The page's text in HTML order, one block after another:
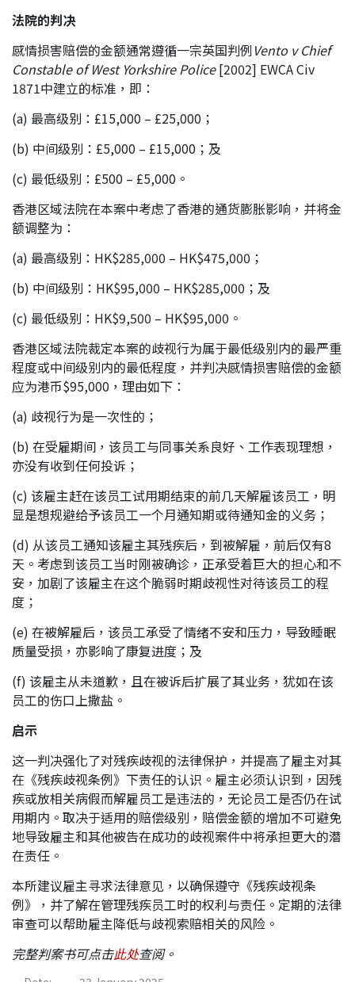
法院的判决
感情损害赔偿的金额通常遵循一宗英国判例Vento v Chief
Constable of West Yorkshire Police[2002] EWCA Civ
1871中建立的标准，即：
(a) 最高级别：£15,000 – £25,000；
(b) 中间级别：£5,000 – £15,000；及
(c) 最低级别：£500 – £5,000。
香港区域法院在本案中考虑了香港的通货膨胀影响，并将金
额调整为：
(a) 最高级别：HK$285,000 – HK$475,000；
(b) 中间级别：HK$95,000 – HK$285,000；及
(c) 最低级别：HK$9,500 – HK$95,000。
香港区域法院裁定本案的歧视行为属于最低级别内的最严重
程度或中间级别内的最低程度，并判决感情损害赔偿的金额
应为港币$95,000，理由如下：
(a) 歧视行为是一次性的；
(b) 在受雇期间，该员工与同事关系良好、工作表现理想，
亦没有收到任何投诉；
(c) 该雇主赶在该员工试用期结束的前几天解雇该员工，明
显是想规避给予该员工一个月通知期或待通知金的义务；
(d) 从该员工通知该雇主其残疾后，到被解雇，前后仅有8
天。考虑到该员工当时刚被确诊，正承受着巨大的担心和不
安，加剧了该雇主在这个脆弱时期歧视性对待该员工的程
度；
(e) 在被解雇后，该员工承受了情绪不安和压力，导致睡眠
质量受损，亦影响了康复进度；及
(f) 该雇主从未道歉，且在被诉后扩展了其业务，犹如在该
员工的伤口上撒盐。
启示
这一判决强化了对残疾歧视的法律保护，并提高了雇主对其
在《残疾歧视条例》下责任的认识。雇主必须认识到，因残
疾或放相关病假而解雇员工是违法的，无论员工是否仍在试
用期内。取决于适用的赔偿级别，赔偿金额的增加不可避免
地导致雇主和其他被告在成功的歧视案件中将承担更大的潜
在责任。
本所建议雇主寻求法律意见，以确保遵守《残疾歧视条
例》，并了解在管理残疾员工时的权利与责任。定期的法律
审查可以帮助雇主降低与歧视索赔相关的风险。
完整判案书可点击此处查阅。